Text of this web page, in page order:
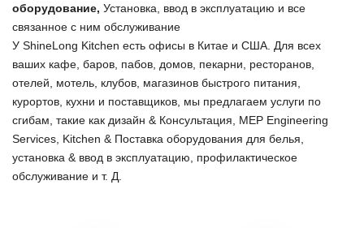
оборудование, Установка, ввод в эксплуатацию и все
связанное с ним обслуживание
У ShineLong Kitchen есть офисы в Китае и США. Для всех
ваших кафе, баров, пабов, домов, пекарни, ресторанов,
отелей, мотель, клубов, магазинов быстрого питания,
курортов, кухни и поставщиков, мы предлагаем услуги по
сгибам, такие как дизайн & Консультация, MEP Engineering
Services, Kitchen & Поставка оборудования для белья,
установка & ввод в эксплуатацию, профилактическое
обслуживание и т. Д.